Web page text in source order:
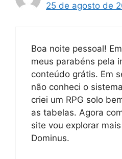
25 de agosto de
Boa noite pessoal!
meus parabéns pela
conteúdo grátis. Em
não conheci o
criei um RPG solo
as tabelas. Agora
site vou explorar
Dominus.